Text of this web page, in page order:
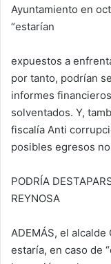
Ayuntamiento en
“estarían
expuestos a
por tanto, podrían
informes
solventados. Y,
fiscalía Anti
posibles egresos
PODRÍA
REYNOSA
ADEMÁS, el
estaría, en caso de